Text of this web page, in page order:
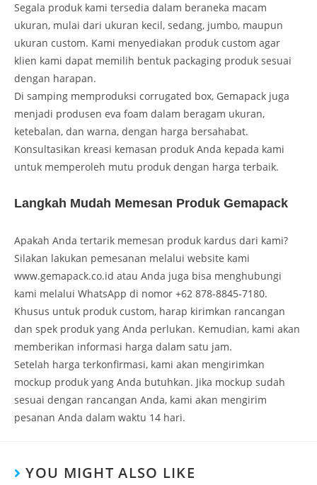
Segala produk kami tersedia dalam beraneka macam
ukuran, mulai dari ukuran kecil, sedang, jumbo, maupun
ukuran custom. Kami menyediakan produk custom agar
klien kami dapat memilih bentuk packaging produk sesuai
dengan harapan.
Di samping memproduksi corrugated box, Gemapack juga
menjadi produsen eva foam dalam beragam ukuran,
ketebalan, dan warna, dengan harga bersahabat.
Konsultasikan kreasi kemasan produk Anda kepada kami
untuk memperoleh mutu produk dengan harga terbaik.
Langkah Mudah Memesan Produk Gemapack
Apakah Anda tertarik memesan produk kardus dari kami?
Silakan lakukan pemesanan melalui website kami
www.gemapack.co.id atau Anda juga bisa menghubungi
kami melalui WhatsApp di nomor +62 878-8845-7180.
Khusus untuk produk custom, harap kirimkan rancangan
dan spek produk yang Anda perlukan. Kemudian, kami akan
memberikan informasi harga dalam satu jam.
Setelah harga terkonfirmasi, kami akan mengirimkan
mockup produk yang Anda butuhkan. Jika mockup sudah
sesuai dengan rancangan Anda, kami akan mengirim
pesanan Anda dalam waktu 14 hari.
YOU MIGHT ALSO LIKE